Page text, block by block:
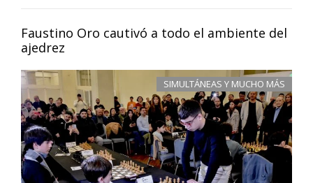
Faustino Oro cautivó a todo el ambiente del
ajedrez
SIMULTÁNEAS Y MUCHO MÁS